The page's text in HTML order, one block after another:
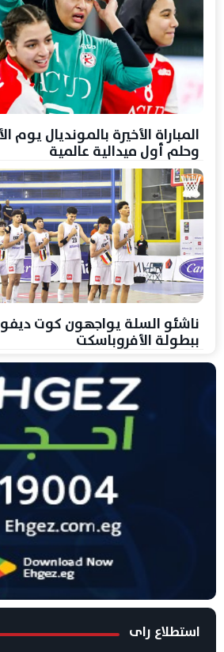
المباراة الأخيرة بالمونديال يوم
وحلم أول ميدالية عالمية
ناشئو السلة يواجهون كوت
ببطولة الأفروباسكت
استطلاع راى